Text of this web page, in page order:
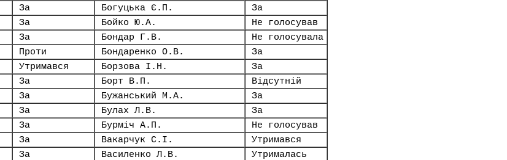
За Богуцька Є.П.
За
За Бойко Ю.А.
Не голосував
За Бондар Г.В.
Не голосувала
Проти Бондаренко О.В.
За
Утримався Борзова І.Н.
За
За Борт В.П.
Відсутній
За Бужанський М.А.
За
За Булах Л.В.
За
За Бурміч А.П.
Не голосував
За Вакарчук С.І.
Утримався
За Василенко Л.В.
Утрималась